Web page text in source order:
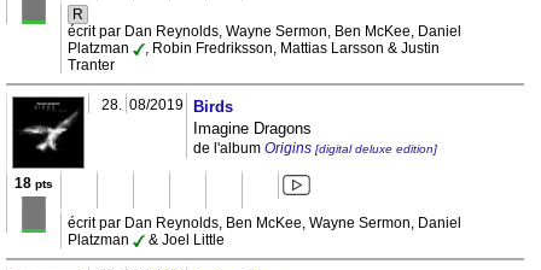
R
écrit par Dan Reynolds, Wayne Sermon, Ben McKee, Daniel
Platzman
, Robin Fredriksson, Mattias Larsson & Justin
Tranter
28. 08/2019
Birds
Imagine Dragons
de l'album Origins [digital deluxe edition]
18 pts
écrit par Dan Reynolds, Ben McKee, Wayne Sermon, Daniel
Platzman
& Joel Little